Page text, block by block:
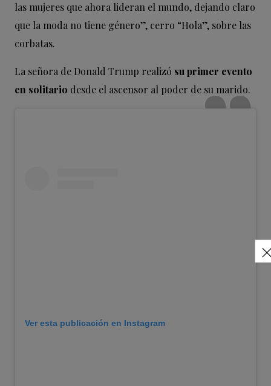
las mujeres que ahora lideran el mundo, dejando claro
que la moda no tiene género”, cerro “Hola”, sobre las
corbatas.
La señora de Donald Trump realizó su primer evento
en solitario desde el ascensor al poder de su marido.
Ver esta publicación en Instagram